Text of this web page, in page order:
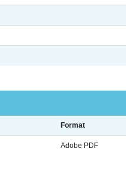
Format
Adobe PDF